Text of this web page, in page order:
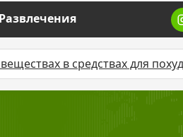
Развлечения
в средствах для